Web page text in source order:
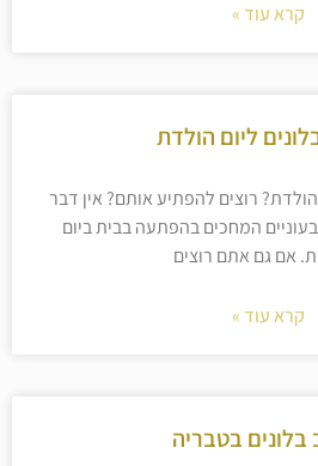
קרא עוד »
ליום הולדת
הולדת? רוצים להפתיע אותם? אין דבר
המחכים בהפתעה בבית ביום
אם גם אתם רוצים
קרא עוד »
בלונים בטבריה